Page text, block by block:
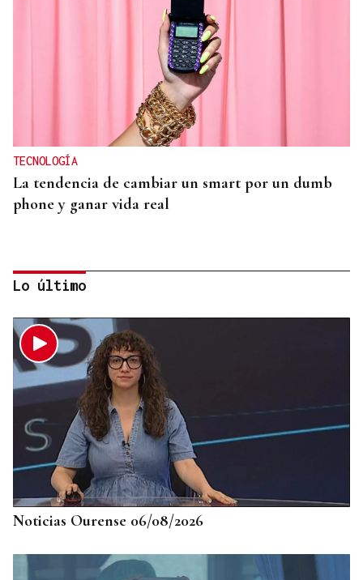
TECNOLOGÍA
La tendencia de cambiar un smart por un dumb
phone y ganar vida real
MODA
Black Friday 2025: el (ya no tan) secreto mejor
guardado del armario de las que más saben
Lo último
Noticias Ourense 06/08/2026